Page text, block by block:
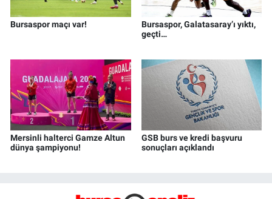
Bursaspor maçı var!
Bursaspor, Galatasaray’ı yıktı,
geçti…
Mersinli halterci Gamze Altun
dünya şampiyonu!
GSB burs ve kredi başvuru
sonuçları açıklandı